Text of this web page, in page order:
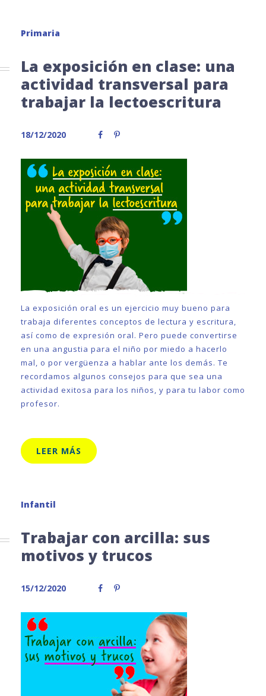
Primaria
La exposición en clase: una
actividad transversal para
trabajar la lectoescritura
18/12/2020
La exposición oral es un ejercicio muy bueno para
trabaja diferentes conceptos de lectura y escritura,
así como de expresión oral. Pero puede convertirse
en una angustia para el niño por miedo a hacerlo
mal, o por vergüenza a hablar ante los demás. Te
recordamos algunos consejos para que sea una
actividad exitosa para los niños, y para tu labor como
profesor.
LEER MÁS
Infantil
Trabajar con arcilla: sus
motivos y trucos
15/12/2020